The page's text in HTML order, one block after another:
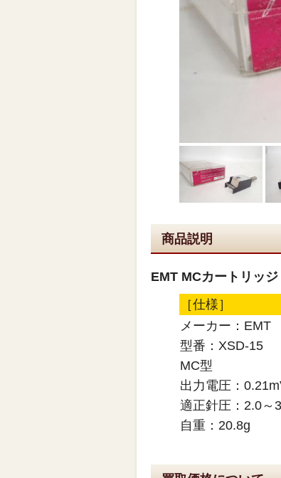
商品説明
EMT MCカートリッ
［仕様］
メーカー：EMT
型番：XSD-15
MC型
出力電圧：
適正針圧：2.0～
自重：20.8g